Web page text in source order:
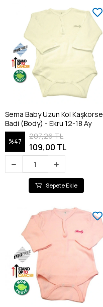
Sema Baby Uzun Kol Kaşkorse
Badi (Body) - Ekru 12-18 Ay
%47
207,26 TL
109,00 TL
Sepete Ekle